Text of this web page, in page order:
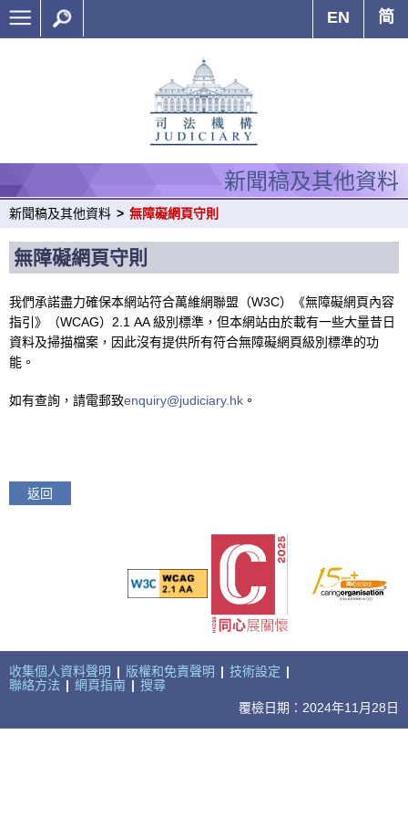
EN 简
新聞稿及其他資料
新聞稿及其他資料 > 無障礙網頁守則
無障礙網頁守則
我們承諾盡力確保本網站符合萬維網聯盟（W3C）《無障礙網頁內容
指引》（WCAG）2.1 AA 級別標準，但本網站由於載有一些大量昔日
資料及掃描檔案，因此沒有提供所有符合無障礙網頁級別標準的功
能。
如有查詢，請電郵致enquiry@judiciary.hk 。
返回
收集個人資料聲明 | 版權和免責聲明 | 技術設定 |
聯絡方法 | 網頁指南 | 搜尋
覆檢日期：2024年11月28日